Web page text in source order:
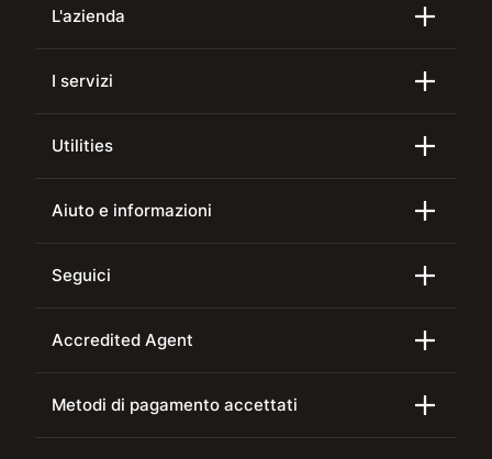
L'azienda
I servizi
Utilities
Aiuto e informazioni
Seguici
Accredited Agent
Metodi di pagamento accettati